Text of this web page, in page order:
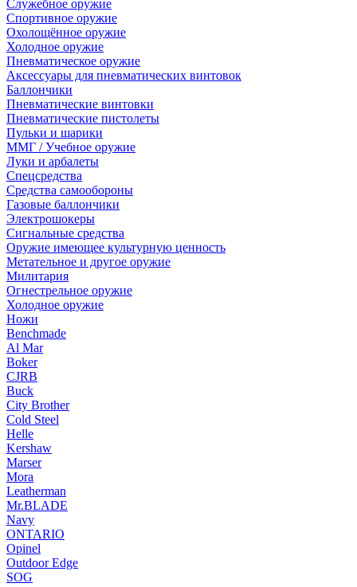
Служебное оружие
Спортивное оружие
Охолощённое оружие
Холодное оружие
Пневматическое оружие
Аксессуары для пневматических винтовок
Баллончики
Пневматические винтовки
Пневматические пистолеты
Пульки и шарики
ММГ / Учебное оружие
Луки и арбалеты
Спецсредства
Средства самообороны
Газовые баллончики
Электрошокеры
Сигнальные средства
Оружие имеющее культурную ценность
Метательное и другое оружие
Милитария
Огнестрельное оружие
Холодное оружие
Ножи
Benchmade
Al Mar
Boker
CJRB
Buck
City Brother
Cold Steel
Helle
Kershaw
Marser
Mora
Leatherman
Mr.BLADE
Navy
ONTARIO
Opinel
Outdoor Edge
SOG